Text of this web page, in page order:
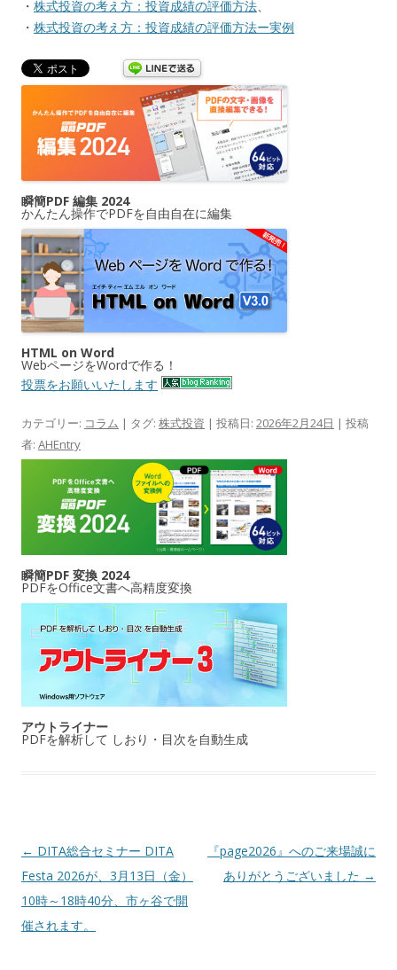
・ 株式投資の考え方：投資成績の評価方法、
・ 株式投資の考え方：投資成績の評価方法ー実例
瞬簡PDF 編集 2024
かんたん操作でPDFを自由自在に編集
HTML on Word
WebページをWordで作る！
投票をお願いいたします
カテゴリー: コラム | タグ: 株式投資 | 投稿日: 2026年2月24日 | 投稿
者: AHEntry
瞬簡PDF 変換 2024
PDFをOffice文書へ高精度変換
アウトライナー
PDFを解析して しおり・目次を自動生成
投稿ナビゲーション
← DITA総合セミナー DITA
Festa 2026が、3月13日（金）
10時～18時40分、市ヶ谷で開
催されます。
『page2026』へのご来場誠に
ありがとうございました →